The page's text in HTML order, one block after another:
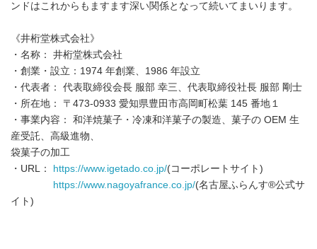
ンドはこれからもますます深い関係となって続いてまいります。
《井桁堂株式会社》
・名称： 井桁堂株式会社
・創業・設立：1974 年創業、1986 年設立
・代表者： 代表取締役会長 服部 幸三、代表取締役社長 服部 剛士
・所在地： 〒473-0933 愛知県豊田市高岡町松葉 145 番地１
・事業内容： 和洋焼菓子・冷凍和洋菓子の製造、菓子の OEM 生
産受託、高級進物、
袋菓子の加工
・URL：
https://www.igetado.co.jp/(コーポレートサイト)
https://www.nagoyafrance.co.jp/(名古屋ふらんす®公式サ
イト)